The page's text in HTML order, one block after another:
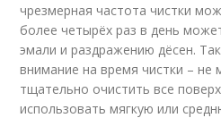
чрезмерная частота чистки
более четырёх раз в день
эмали и раздражению дёсен.
внимание на время чистки – не
тщательно очистить все
использовать мягкую или